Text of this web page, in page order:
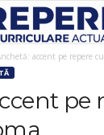
accent pe repere
pe